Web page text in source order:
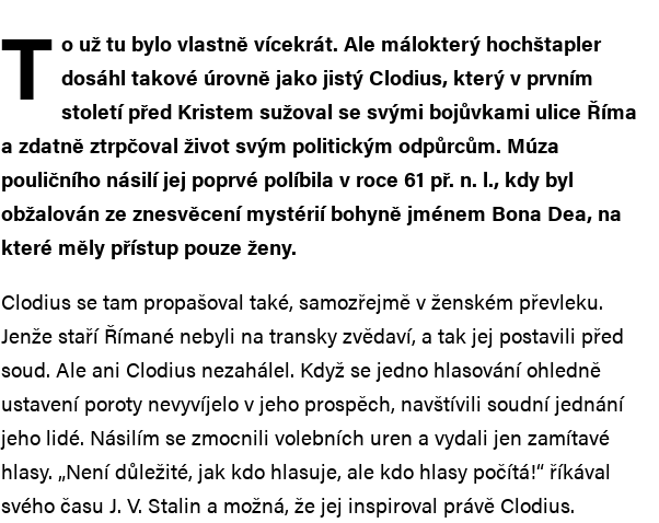
T o už tu bylo vlastně vícekrát. Ale málokterý hochštapler
dosáhl takové úrovně jako jistý Clodius, který v prvním
století před Kristem sužoval se svými bojůvkami ulice Říma
a zdatně ztrpčoval život svým politickým odpůrcům. Múza
pouličního násilí jej poprvé políbila v roce 61 př. n. l., kdy byl
obžalován ze znesvěcení mystérií bohyně jménem Bona Dea, na
které měly přístup pouze ženy.
Clodius se tam propašoval také, samozřejmě v ženském převleku.
Jenže staří Římané nebyli na transky zvědaví, a tak jej postavili před
soud. Ale ani Clodius nezahálel. Když se jedno hlasování ohledně
ustavení poroty nevyvíjelo v jeho prospěch, navštívili soudní jednání
jeho lidé. Násilím se zmocnili volebních uren a vydali jen zamítavé
hlasy. „Není důležité, jak kdo hlasuje, ale kdo hlasy počítá!“ říkával
svého času J. V. Stalin a možná, že jej inspiroval právě Clodius.